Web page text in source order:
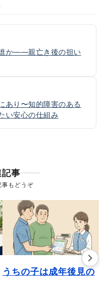
か――親亡き後の担い
あり〜知的障害のある
い安心の仕組み
記事
事もどうぞ
うちの子は成年後見の